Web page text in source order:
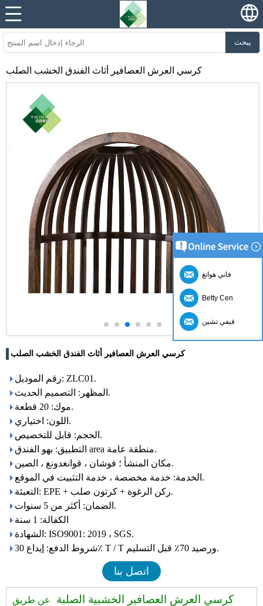
يبحث
كرسي العرش العصافير أثاث الفندق الخشب الصلب
كرسي العرش العصافير أثاث الفندق الخشب الصلب
رقم الموديل: ZLC01.
المظهر: التصميم الحديث.
موك: 20 قطعة.
اللون: اختياري.
الحجم: قابل للتخصيص.
التطبيق: بهو الفندق area منطقة عامة.
مكان المنشأ ؛ فوشان ، قوانغدونغ ، الصين.
الخدمة: خدمة مخصصة ، خدمة التثبيت في الموقع.
التعبئة: EPE + ركن الرغوة + كرتون صلب.
الضمان: أكثر من 5 سنوات.
الكفالة: 1 سنة
الشهادة: ISO9001: 2019 ، SGS.
شروط الدفع: إيداع 30٪ T / T ورصيد 70٪ قبل التسليم.
اتصل بنا
كرسي العرش العصافير الخشبية الصلبة
عن طريق
فاني هوانغ
Betty Cen
فيفي تشين